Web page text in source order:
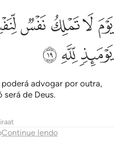
يوم لا تملك نفس لنفس شييا والامر
يَوْمَ لَا تَمْلِكُ نَفْسٌۭ لِّنَفْسٍۢ شَيْـًۭٔا
ﲚﲛﲜﲝ
ﲢﲣﲤ
poderá advogar por outra,
será de Deus.
Continue lendo